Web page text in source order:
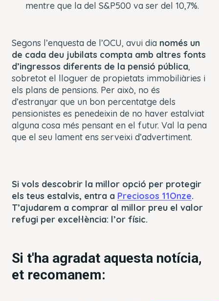
mentre que la del S&P500 va ser del 10,7%.
Segons l’enquesta de l’OCU, avui dia només un
de cada deu jubilats compta amb altres fonts
d’ingressos diferents de la pensió pública,
sobretot el lloguer de propietats immobiliàries i
els plans de pensions. Per això, no és
d’estranyar que un bon percentatge dels
pensionistes es penedeixin de no haver estalviat
alguna cosa més pensant en el futur. Val la pena
que el seu lament ens serveixi d’advertiment.
Si vols descobrir la millor opció per protegir
els teus estalvis, entra a Preciosos 11Onze.
T’ajudarem a comprar al millor preu el valor
refugi per excel·lència: l’or físic.
Si t'ha agradat aquesta notícia,
et recomanem: